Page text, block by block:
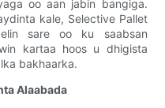
oo aan jabin bangiga.
kale, Selective Pallet
sare oo ku saabsan
kartaa hoos u dhigista
bakhaarka.
Alaabada